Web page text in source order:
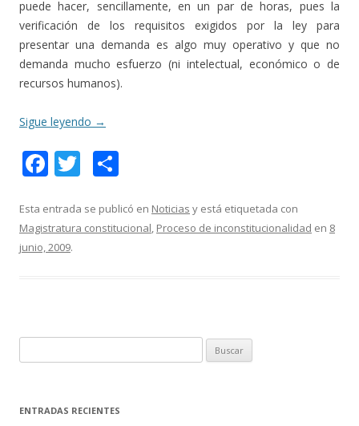
puede hacer, sencillamente, en un par de horas, pues la
verificación de los requisitos exigidos por la ley para
presentar una demanda es algo muy operativo y que no
demanda mucho esfuerzo (ni intelectual, económico o de
recursos humanos).
Sigue leyendo →
F
e
b
T
itt
er
m
p
Esta entrada se publicó en Noticias y está etiquetada con
Magistratura constitucional, Proceso de inconstitucionalidad en 8
junio, 2009.
u
c
ENTRADAS RECIENTES